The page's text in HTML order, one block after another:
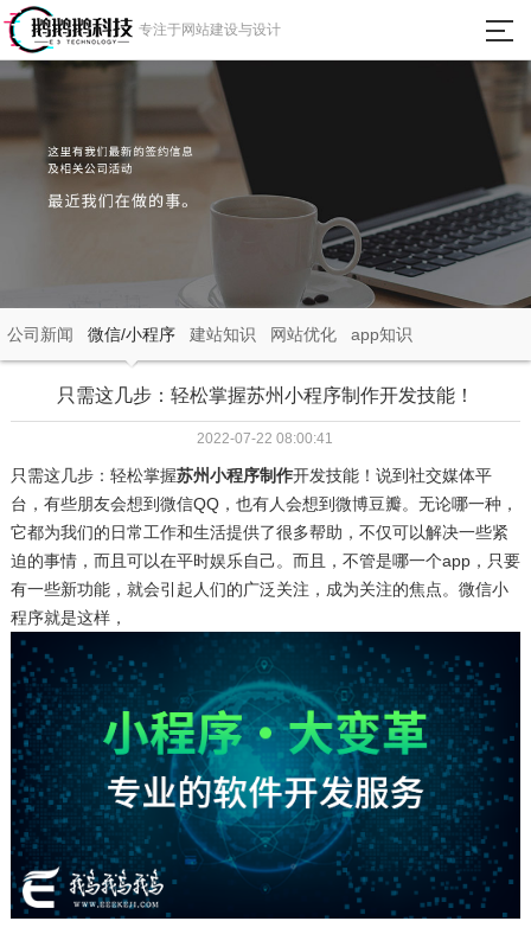
专注于网站建设与设计
瀵
微信小程序
APP定制开发
新闻动态
关于我们
公司新闻 微信/小程序 建站知识 网站优化 app知识
只需这几步：轻松掌握苏州小程序制作开发技能！
2022-07-22 08:00:41
只需这几步：轻松掌握苏州小程序制作开发技能！说到社交媒体平
台，有些朋友会想到微信QQ，也有人会想到微博豆瓣。无论哪一种，
它都为我们的日常工作和生活提供了很多帮助，不仅可以解决一些紧
迫的事情，而且可以在平时娱乐自己。而且，不管是哪一个app，只要
有一些新功能，就会引起人们的广泛关注，成为关注的焦点。微信小
程序就是这样，